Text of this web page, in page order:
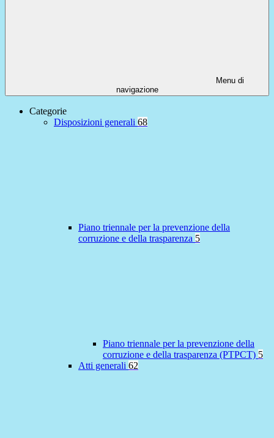
Menu di
navigazione
Categorie
Disposizioni generali 68
Piano triennale per la prevenzione della
corruzione e della trasparenza 5
Piano triennale per la prevenzione della
corruzione e della trasparenza (PTPCT) 5
Atti generali 62